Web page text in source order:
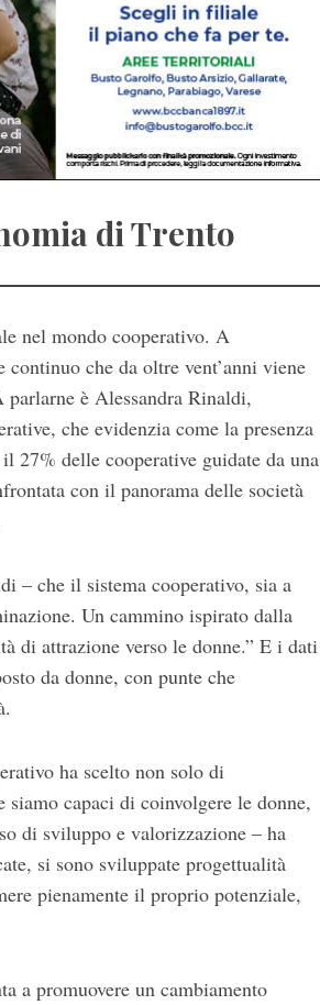
di Trento
nel mondo cooperativo. A
che da oltre vent’anni viene
è Alessandra Rinaldi,
che evidenzia come la presenza
27% delle cooperative guidate da una
con il panorama delle società
– che il sistema cooperativo, sia a
Un cammino ispirato dalla
di attrazione verso le donne.” E i dati
da donne, con punte che
ha scelto non solo di
capaci di coinvolgere le donne,
di sviluppo e valorizzazione – ha
si sono sviluppate progettualità
pienamente il proprio potenziale,
a promuovere un cambiamento